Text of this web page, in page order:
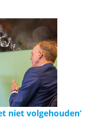
niet volgehouden’